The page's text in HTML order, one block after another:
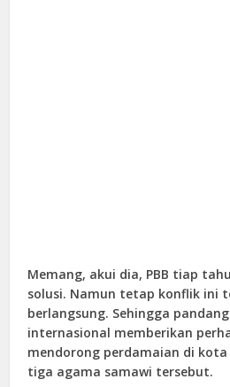
Memang, akui dia, PBB tiap
solusi. Namun tetap konflik ini
berlangsung. Sehingga
internasional memberikan
mendorong perdamaian di
tiga agama samawi tersebut.